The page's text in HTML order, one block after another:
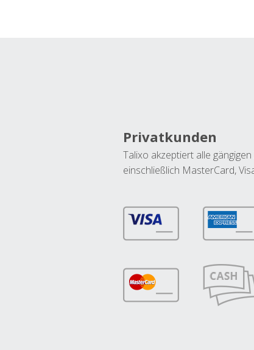
Privatkunden
Talixo akzeptiert alle
einschließlich MasterCard,